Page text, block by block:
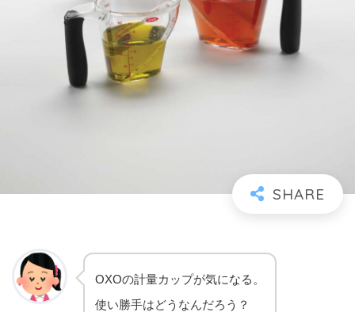
OXOの計量カップが気になる。
使い勝手はどうなんだろう？